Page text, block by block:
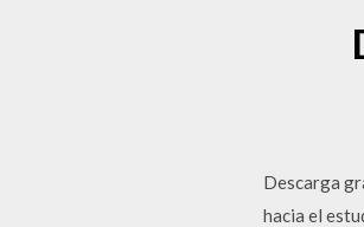
Descarga
hacia el